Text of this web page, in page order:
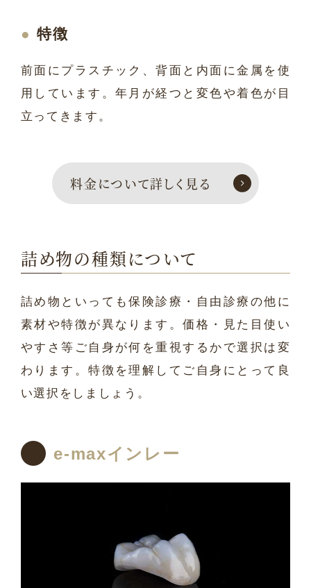
特徴
前面にプラスチック、背面と内面に金属を使
用しています。年月が経つと変色や着色が目
立ってきます。
料金について詳しく見る
詰め物の種類について
詰め物といっても保険診療・自由診療の他に
素材や特徴が異なります。価格・見た目使い
やすさ等ご自身が何を重視するかで選択は変
わります。特徴を理解してご自身にとって良
い選択をしましょう。
e-maxインレー